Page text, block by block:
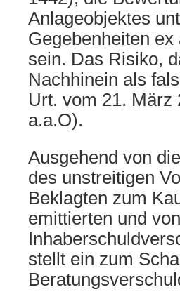
Anlageobjektes
Gegebenheiten
sein. Das Risiko,
Nachhinein als
Urt. vom 21. März
a.a.O).
Ausgehend von
des unstreitigen
Beklagten zum
emittierten und
stellt ein zum